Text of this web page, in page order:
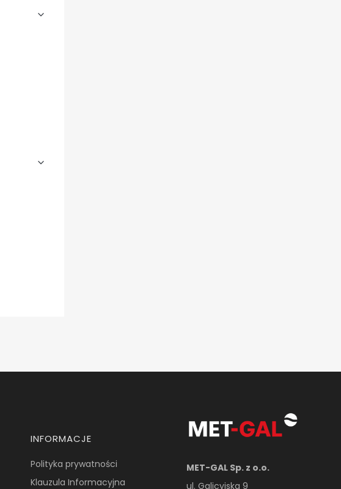
INFORMACJE
Polityka prywatności
Klauzula Informacyjna
MET-GAL Sp. z o.o.
ul. Galicyjska 9